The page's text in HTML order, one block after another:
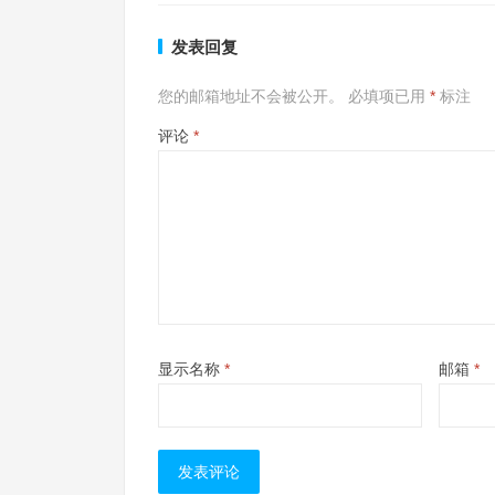
发表回复
您的邮箱地址不会被公开。 必填项已用 * 标注
评论 *
显示名称 * 邮箱 *